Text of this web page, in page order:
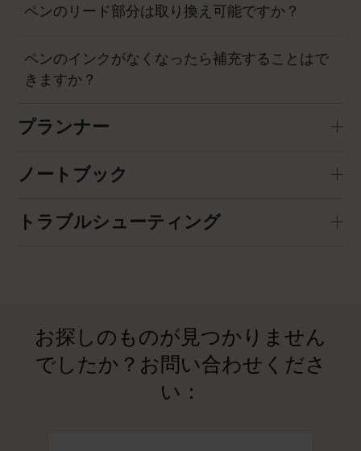
ペンのリード部分は取り換え可能ですか？
ペンのインクがなくなったら補充することはで
きますか？
プランナー
ノートブック
トラブルシューティング
お探しのものが見つかりません
でしたか？お問い合わせくださ
い：